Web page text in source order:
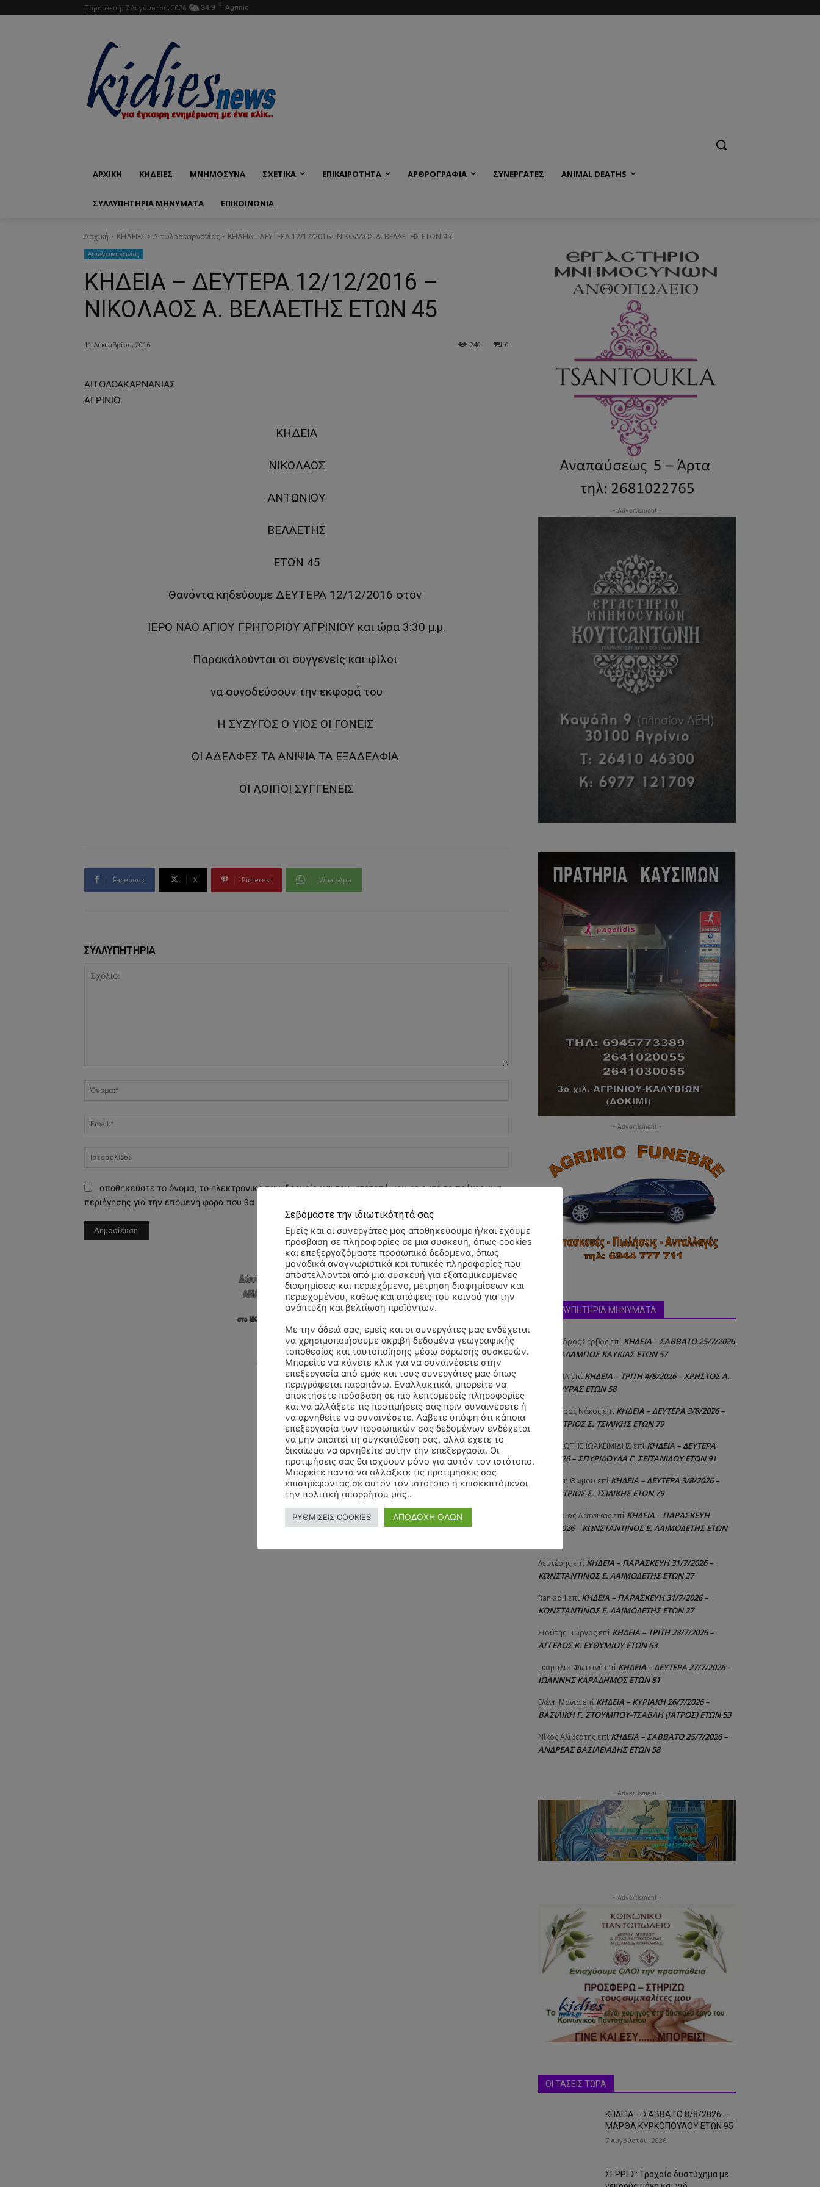
Παρασκευή, 7 Αυγούστου, 2026 34.9 C Agrinio
ΑΡΧΙΚΗ ΚΗΔΕΙΕΣ ΜΝΗΜΟΣΥΝΑ ΣΧΕΤΙΚΑ ΕΠΙΚΑΙΡΟΤΗΤΑ ΑΡΘΡΟΓΡΑΦΙΑ ΣΥΝΕΡΓΑΤΕΣ ANIMAL DEATHS
ΣΥΛΛΥΠΗΤΗΡΙΑ ΜΗΝΥΜΑΤΑ ΕΠΙΚΟΙΝΩΝΊΑ
Αρχική ΚΗΔΕΙΕΣ Aιτωλοακαρνανίας ΚΗΔΕΙΑ - ΔΕΥΤΕΡΑ 12/12/2016 - ΝΙΚΟΛΑΟΣ Α. ΒΕΛΑΕΤΗΣ ΕΤΩΝ 45
Aιτωλοακαρνανίας
ΚΗΔΕΙΑ – ΔΕΥΤΕΡΑ 12/12/2016 –
ΝΙΚΟΛΑΟΣ Α. ΒΕΛΑΕΤΗΣ ΕΤΩΝ 45
11 Δεκεμβρίου, 2016 0
240
ΑΙΤΩΛΟΑΚΑΡΝΑΝΙΑΣ
ΑΓΡΙΝΙΟ
ΚΗΔΕΙΑ
ΝΙΚΟΛΑΟΣ
ΑΝΤΩΝΙΟΥ
ΒΕΛΑΕΤΗΣ
ΕΤΩΝ 45
Θανόντα κηδεύουμε ΔΕΥΤΕΡΑ 12/12/2016 στον
ΙΕΡΟ ΝΑΟ ΑΓΙΟΥ ΓΡΗΓΟΡΙΟΥ ΑΓΡΙΝΙΟΥ και ώρα 3:30 μ.μ.
Παρακάλούνται οι συγγενείς και φίλοι
να συνοδεύσουν την εκφορά του
Η ΣΥΖΥΓΟΣ Ο ΥΙΟΣ ΟΙ ΓΟΝΕΙΣ
ΟΙ ΑΔΕΛΦΕΣ ΤΑ ΑΝΙΨΙΑ ΤΑ ΕΞΑΔΕΛΦΙΑ
ΟΙ ΛΟΙΠΟΙ ΣΥΓΓΕΝΕΙΣ
Facebook X Pinterest WhatsApp
ΣΥΛΛΥΠΗΤΗΡΙΑ
αποθηκεύστε το όνομα, το ηλεκτρονικό ταχυδρομείο και τον ιστότοπό μου σε αυτό το πρόγραμμα
περιήγησης για την επόμενη φορά που θα σχολιάσω.
- Advertisment -
- Advertisment -
ΣΥΛΛΥΠΗΤΗΡΙΑ ΜΗΝΥΜΑΤΑ
Αλέξανδρος Σέρβος επί ΚΗΔΕΙΑ – ΣΑΒΒΑΤΟ 25/7/2026
– ΧΑΡΑΛΑΜΠΟΣ ΚΑΥΚΙΑΣ ΕΤΩΝ 57
ΧΡΙΣΤΙΝΑ επί ΚΗΔΕΙΑ – ΤΡΙΤΗ 4/8/2026 – ΧΡΗΣΤΟΣ Α.
ΠΑΛΙΟΥΡΑΣ ΕΤΩΝ 58
Θεόδωρος Νάκος επί ΚΗΔΕΙΑ – ΔΕΥΤΕΡΑ 3/8/2026 –
ΔΗΜΗΤΡΙΟΣ Σ. ΤΣΙΛΙΚΗΣ ΕΤΩΝ 79
ΠΑΝΑΓΙΩΤΗΣ IΩΑΚΕΙΜΙΔΗΣ επί ΚΗΔΕΙΑ – ΔΕΥΤΕΡΑ
3/8/2026 – ΣΠΥΡΙΔΟΥΛΑ Γ. ΣΕΪΤΑΝΙΔΟΥ ΕΤΩΝ 91
Αγγελική Θωμου επί ΚΗΔΕΙΑ – ΔΕΥΤΕΡΑ 3/8/2026 –
ΔΗΜΗΤΡΙΟΣ Σ. ΤΣΙΛΙΚΗΣ ΕΤΩΝ 79
Δημήτριος Δάτσικας επί ΚΗΔΕΙΑ – ΠΑΡΑΣΚΕΥΗ
31/7/2026 – ΚΩΝΣΤΑΝΤΙΝΟΣ Ε. ΛΑΙΜΟΔΕΤΗΣ ΕΤΩΝ
Λευτέρης επί ΚΗΔΕΙΑ – ΠΑΡΑΣΚΕΥΗ 31/7/2026 –
ΚΩΝΣΤΑΝΤΙΝΟΣ Ε. ΛΑΙΜΟΔΕΤΗΣ ΕΤΩΝ 27
Raniad4 επί ΚΗΔΕΙΑ – ΠΑΡΑΣΚΕΥΗ 31/7/2026 –
ΚΩΝΣΤΑΝΤΙΝΟΣ Ε. ΛΑΙΜΟΔΕΤΗΣ ΕΤΩΝ 27
Σιούτης Γιώργος επί ΚΗΔΕΙΑ – ΤΡΙΤΗ 28/7/2026 –
ΑΓΓΕΛΟΣ Κ. ΕΥΘΥΜΙΟΥ ΕΤΩΝ 63
Γκομπλια Φωτεινή επί ΚΗΔΕΙΑ – ΔΕΥΤΕΡΑ 27/7/2026 –
ΙΩΑΝΝΗΣ ΚΑΡΑΔΗΜΟΣ ΕΤΩΝ 81
Ελένη Μανια επί ΚΗΔΕΙΑ – ΚΥΡΙΑΚΗ 26/7/2026 –
ΒΑΣΙΛΙΚΗ Γ. ΣΤΟΥΜΠΟΥ-ΤΣΑΒΛΗ (ΙΑΤΡΟΣ) ΕΤΩΝ 53
Νίκος Αλιβερτης επί ΚΗΔΕΙΑ – ΣΑΒΒΑΤΟ 25/7/2026 –
ΑΝΔΡΕΑΣ ΒΑΣΙΛΕΙΑΔΗΣ ΕΤΩΝ 58
- Advertisment -
- Advertisment -
ΟΙ ΤΑΣΕΙΣ ΤΩΡΑ
ΚΗΔΕΙΑ – ΣΑΒΒΑΤΟ 8/8/2026 –
ΜΑΡΘΑ ΚΥΡΚΟΠΟΥΛΟΥ ΕΤΩΝ 95
7 Αυγούστου, 2026
ΣΕΡΡΕΣ: Τροχαίο δυστύχημα με
Σεβόμαστε την ιδιωτικότητά σας
Εμείς και οι συνεργάτες μας αποθηκεύουμε ή/και έχουμε
πρόσβαση σε πληροφορίες σε μια συσκευή, όπως cookies
και επεξεργαζόμαστε προσωπικά δεδομένα, όπως
μοναδικά αναγνωριστικά και τυπικές πληροφορίες που
αποστέλλονται από μια συσκευή για εξατομικευμένες
διαφημίσεις και περιεχόμενο, μέτρηση διαφημίσεων και
περιεχομένου, καθώς και απόψεις του κοινού για την
ανάπτυξη και βελτίωση προϊόντων.
Με την άδειά σας, εμείς και οι συνεργάτες μας ενδέχεται
να χρησιμοποιήσουμε ακριβή δεδομένα γεωγραφικής
τοποθεσίας και ταυτοποίησης μέσω σάρωσης συσκευών.
Μπορείτε να κάνετε κλικ για να συναινέσετε στην
επεξεργασία από εμάς και τους συνεργάτες μας όπως
περιγράφεται παραπάνω. Εναλλακτικά, μπορείτε να
αποκτήσετε πρόσβαση σε πιο λεπτομερείς πληροφορίες
και να αλλάξετε τις προτιμήσεις σας πριν συναινέσετε ή
να αρνηθείτε να συναινέσετε. Λάβετε υπόψη ότι κάποια
επεξεργασία των προσωπικών σας δεδομένων ενδέχεται
να μην απαιτεί τη συγκατάθεσή σας, αλλά έχετε το
δικαίωμα να αρνηθείτε αυτήν την επεξεργασία. Οι
προτιμήσεις σας θα ισχύουν μόνο για αυτόν τον ιστότοπο.
Μπορείτε πάντα να αλλάξετε τις προτιμήσεις σας
επιστρέφοντας σε αυτόν τον ιστότοπο ή επισκεπτόμενοι
την πολιτική απορρήτου μας..
ΡΥΘΜΙΣΕΙΣ COOKIES ΑΠΟΔΟΧΗ ΟΛΩΝ